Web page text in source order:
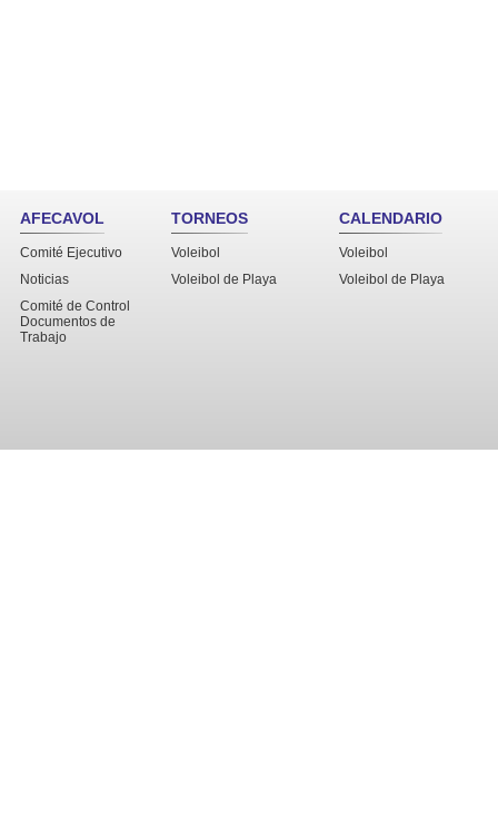
AFECAVOL
Comité Ejecutivo
Noticias
Comité de Control
Documentos de
Trabajo
TORNEOS
Voleibol
Voleibol de Playa
CALENDARIO
Voleibol
Voleibol de Playa